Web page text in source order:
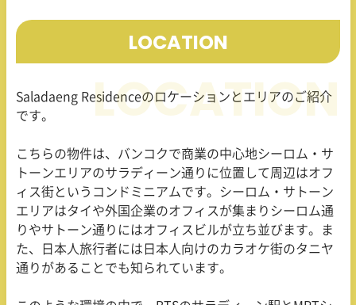
LOCATION
Saladaeng Residenceのロケーションとエリアのご紹介
です。
こちらの物件は、バンコクで商業の中心地シーロム・サ
トーンエリアのサラディーン通りに位置して周辺はオフ
ィス街というコンドミニアムです。シーロム・サトーン
エリアはタイや外国企業のオフィスが集まりシーロム通
りやサトーン通りにはオフィスビルが立ち並びます。ま
た、日本人旅行者には日本人向けのカラオケ街のタニヤ
通りがあることでも知られています。